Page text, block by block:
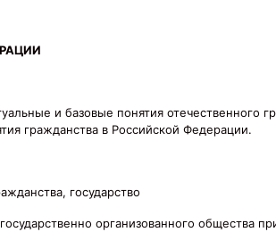
и базовые понятия отечественного
гражданства в Российской Федерации.
государство
организованного общества